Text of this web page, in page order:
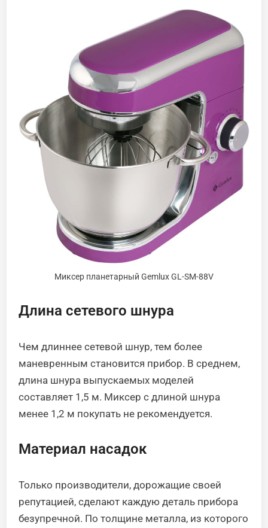
Миксер планетарный Gemlux GL-SM-88V
Длина сетевого шнура
Чем длиннее сетевой шнур, тем более
маневренным становится прибор. В среднем,
длина шнура выпускаемых моделей
составляет 1,5 м. Миксер с длиной шнура
менее 1,2 м покупать не рекомендуется.
Материал насадок
Только производители, дорожащие своей
репутацией, сделают каждую деталь прибора
безупречной. По толщине металла, из которого